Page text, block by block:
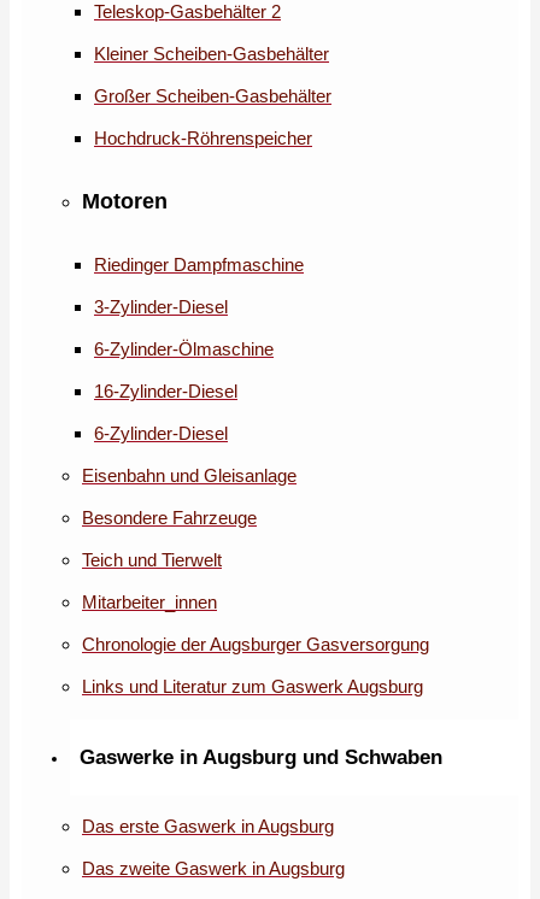
Teleskop-Gasbehälter 2
Kleiner Scheiben-Gasbehälter
Großer Scheiben-Gasbehälter
Hochdruck-Röhrenspeicher
Motoren
Riedinger Dampfmaschine
3-Zylinder-Diesel
6-Zylinder-Ölmaschine
16-Zylinder-Diesel
6-Zylinder-Diesel
Eisenbahn und Gleisanlage
Besondere Fahrzeuge
Teich und Tierwelt
Mitarbeiter_innen
Chronologie der Augsburger Gasversorgung
Links und Literatur zum Gaswerk Augsburg
Gaswerke in Augsburg und Schwaben
Das erste Gaswerk in Augsburg
Das zweite Gaswerk in Augsburg